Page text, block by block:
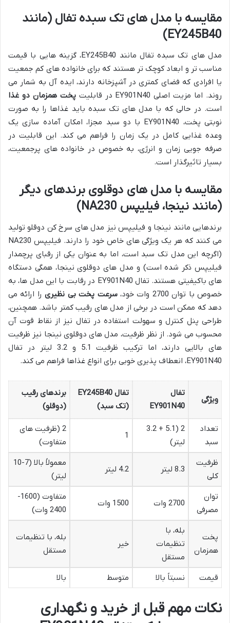
مقایسه با مدل های تک سبده تفال (مانند
EY245B40)
مدل های تک سبده تفال مانند EY245B40، گزینه هایی با قیمت
مناسب تر و ابعاد کوچک تر هستند که برای خانواده های کم جمعیت
یا افرادی که فضای کمتری در آشپزخانه دارند، ایده آل به شمار می
روند. اما مزیت اصلی EY901N40 در قابلیت
پخت همزمان دو غذا
است. در حالی که با مدل های تک سبده باید غذاها را به صورت
نوبتی پخت، EY901N40 با دو سبد مجزا، امکان آماده سازی یک
وعده غذایی کامل در یک زمان را فراهم می کند. این قابلیت در
صرفه جویی زمان و انرژی، به خصوص در خانواده های پرجمعیت،
بسیار تاثیرگذار است.
مقایسه با مدل های دوقلوی برندهای دیگر
(مانند نینجا، فیلیپس NA230)
برندهایی مانند نینجا و فیلیپس نیز مدل های سرخ کن دوقلو تولید
می کنند که هر یک ویژگی های خاص خود را دارند. فیلیپس NA230
(اگرچه این مدل تک سبد است، اما به عنوان یکی از رقبای پرچمدار
فیلیپس ذکر شده است) و مدل های دوقلوی نینجا، همگی دستگاه
های باکیفیتی هستند. تفال EY901N40 در رقابت با این مدل ها، به
خصوص با توان 2700 وات خود،
سرعت پخت بی نظیریرا ارائه می
دهد که ممکن است در برخی از مدل های رقیب کمتر باشد. همچنین،
طراحی پنل کنترل و سهولت استفاده در تفال نیز از نقاط قوت آن
محسوب می شود. از نظر ظرفیت، مدل های دوقلوی نینجا نیز ظرفیت
های بالایی دارند، اما ترکیب ظرفیت 5.1 و 3.2 لیتر در تفال
EY901N40، انعطاف پذیری خوبی برای انواع غذاها فراهم می کند.
ویژگی
تفال
EY901N40
تفال EY245B40
(تک سبد)
برندهای رقیب
(دوقلو)
تعداد
سبد
2 (5.1 + 3.2
لیتر)
1
2 (ظرفیت های
متفاوت)
ظرفیت
کلی
8.3 لیتر 4.2 لیتر
معمولاً بالا (7-10
لیتر)
توان
مصرفی
2700 وات 1500 وات
متفاوت (1600-
2400 وات)
پخت
همزمان
بله، با
تنظیمات
مستقل
خیر
بله، با تنظیمات
مستقل
قیمت نسبتاً بالا متوسط بالا
نکات مهم قبل از خرید و نگهداری